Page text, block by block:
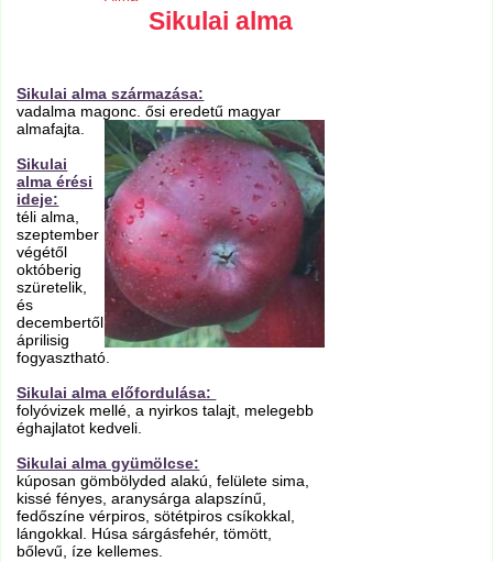
Sikulai alma
Sikulai alma származása:
vadalma magonc. ősi eredetű magyar
almafajta.
Sikulai
alma érési
ideje:
téli alma,
szeptember
végétől
októberig
szüretelik,
és
decembertől
áprilisig
fogyasztható.
Sikulai alma előfordulása:
folyóvizek mellé, a nyirkos talajt, melegebb
éghajlatot kedveli.
Sikulai alma gyümölcse:
kúposan gömbölyded alakú, felülete sima,
kissé fényes, aranysárga alapszínű,
fedőszíne vérpiros, sötétpiros csíkokkal,
lángokkal. Húsa sárgásfehér, tömött,
bőlevű, íze kellemes.